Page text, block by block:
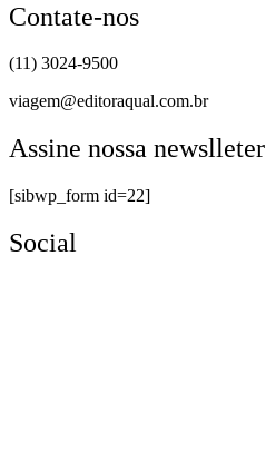
Contate-nos
(11) 3024-9500
viagem@editoraqual.com.br
Assine nossa newslleter
[sibwp_form id=22]
Social